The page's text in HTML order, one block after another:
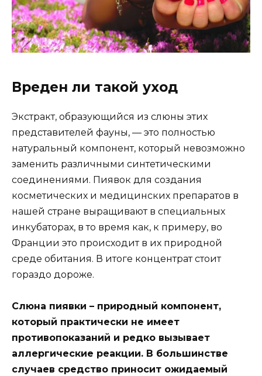
Вреден ли такой уход
Экстракт, образующийся из слюны этих
представителей фауны, — это полностью
натуральный компонент, который невозможно
заменить различными синтетическими
соединениями. Пиявок для создания
косметических и медицинских препаратов в
нашей стране выращивают в специальных
инкубаторах, в то время как, к примеру, во
Франции это происходит в их природной
среде обитания. В итоге концентрат стоит
гораздо дороже.
Слюна пиявки – природный компонент,
который практически не имеет
противопоказаний и редко вызывает
аллергические реакции. В большинстве
случаев средство приносит ожидаемый